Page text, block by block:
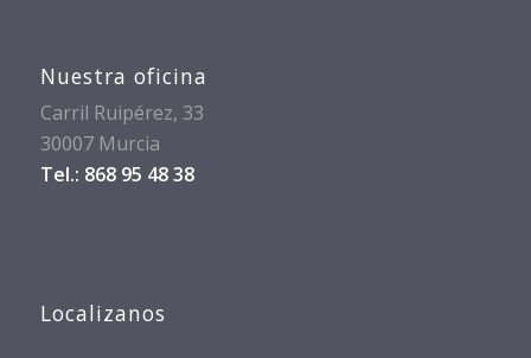
Nuestra oficina
Carril Ruipérez, 33
30007 Murcia
Tel.: 868 95 48 38
Localizanos